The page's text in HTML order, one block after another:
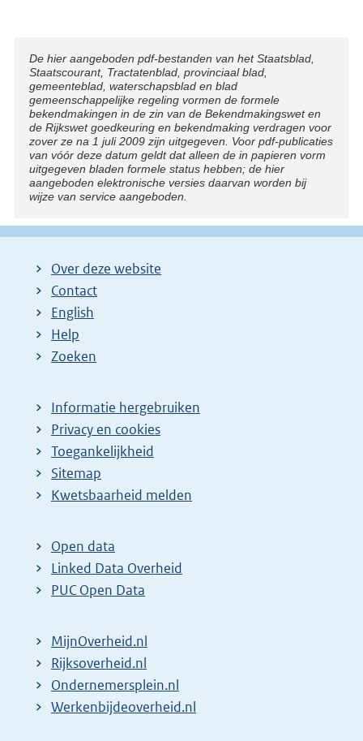
Disclaimer
De hier aangeboden pdf-bestanden van het Staatsblad,
Staatscourant, Tractatenblad, provinciaal blad,
gemeenteblad, waterschapsblad en blad
gemeenschappelijke regeling vormen de formele
bekendmakingen in de zin van de Bekendmakingswet en
de Rijkswet goedkeuring en bekendmaking verdragen voor
zover ze na 1 juli 2009 zijn uitgegeven. Voor pdf-publicaties
van vóór deze datum geldt dat alleen de in papieren vorm
uitgegeven bladen formele status hebben; de hier
aangeboden elektronische versies daarvan worden bij
wijze van service aangeboden.
Over deze website
Contact
English
Help
Zoeken
Informatie hergebruiken
Privacy en cookies
Toegankelijkheid
Sitemap
Kwetsbaarheid melden
Open data
Linked Data Overheid
PUC Open Data
MijnOverheid.nl
Rijksoverheid.nl
Ondernemersplein.nl
Werkenbijdeoverheid.nl